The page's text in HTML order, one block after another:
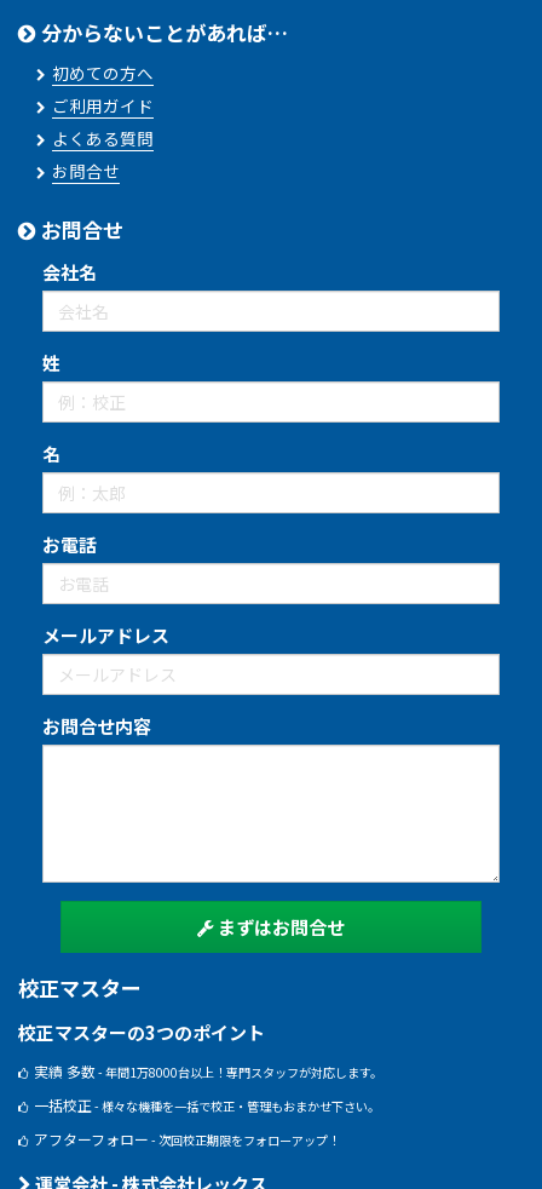
分からないことがあれば…
初めての方へ
ご利用ガイド
よくある質問
お問合せ
お問合せ
会社名
姓
名
お電話
メールアドレス
お問合せ内容
まずはお問合せ
校正マスター
校正マスターの3つのポイント
実績 多数- 年間1万8000台以上！専門スタッフが対応します。
一括校正 - 様々な機種を一括で校正・管理もおまかせ下さい。
アフターフォロー - 次回校正期限をフォローアップ！
運営会社 - 株式会社レックス